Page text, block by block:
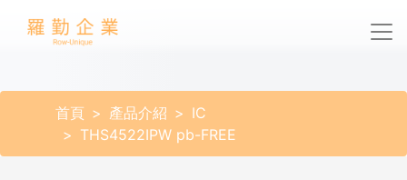
首頁 產品介紹
IC
THS4522IPW pb-FREE